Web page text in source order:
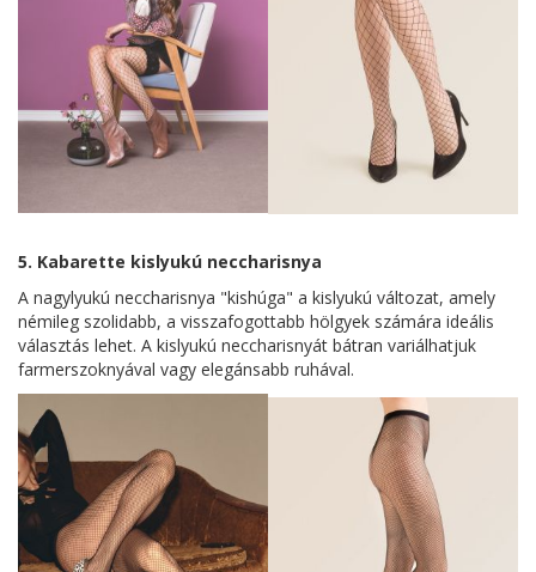
5. Kabarette kislyukú neccharisnya
A nagylyukú neccharisnya "kishúga" a kislyukú változat, amely
némileg szolidabb, a visszafogottabb hölgyek számára ideális
választás lehet. A kislyukú neccharisnyát bátran variálhatjuk
farmerszoknyával vagy elegánsabb ruhával.